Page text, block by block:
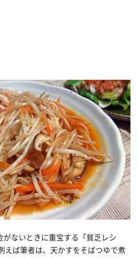
がないときに重宝する「貧乏レシ
えば筆者は、天かすをそばつゆで煮